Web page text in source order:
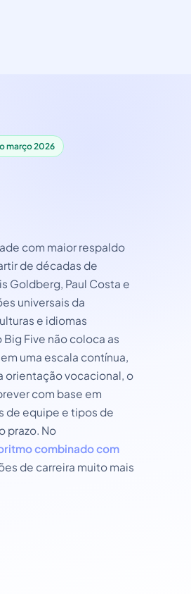
março 2026
com maior respaldo
de décadas de
Goldberg, Paul Costa e
universais da
e idiomas
Five não coloca as
uma escala contínua,
orientação vocacional, o
com base em
de equipe e tipos de
prazo. No
combinado com
de carreira muito mais